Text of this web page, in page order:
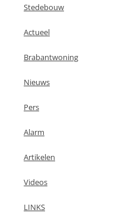
Stedebouw
Actueel
Brabantwoning
Nieuws
Pers
Alarm
Artikelen
Videos
LINKS